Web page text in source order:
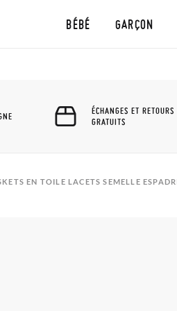
BÉBÉ GARÇON
ÉCHANGES ET RETOURS
GRATUITS
EN TOILE LACETS SEMELLE